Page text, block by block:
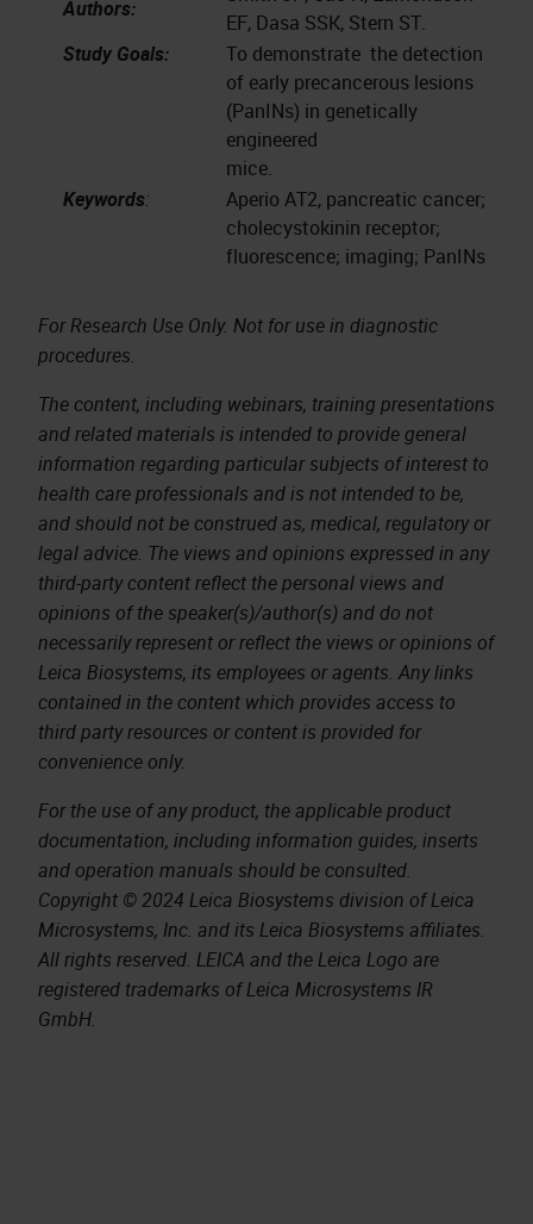
Authors:
EF, Dasa SSK, Stern ST.
Study Goals:
To demonstrate the detection
of early precancerous lesions
(PanINs) in genetically
engineered
mice.
Keywords:
Aperio AT2, pancreatic cancer;
cholecystokinin receptor;
fluorescence; imaging; PanINs
For Research Use Only. Not for use in diagnostic
procedures.
The content, including webinars, training presentations
and related materials is intended to provide general
information regarding particular subjects of interest to
health care professionals and is not intended to be,
and should not be construed as, medical, regulatory or
legal advice. The views and opinions expressed in any
third-party content reflect the personal views and
opinions of the speaker(s)/author(s) and do not
necessarily represent or reflect the views or opinions of
Leica Biosystems, its employees or agents. Any links
contained in the content which provides access to
third party resources or content is provided for
convenience only.
For the use of any product, the applicable product
documentation, including information guides, inserts
and operation manuals should be consulted.
Copyright © 2024 Leica Biosystems division of Leica
Microsystems, Inc. and its Leica Biosystems affiliates.
All rights reserved. LEICA and the Leica Logo are
registered trademarks of Leica Microsystems IR
GmbH.